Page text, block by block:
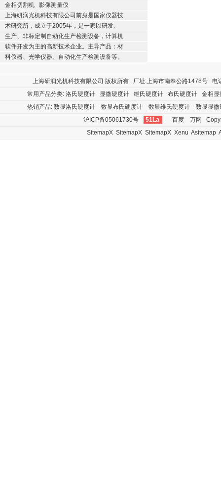
金相切割机
影像测量仪
上海研润光机科技有限公司前身是国家仪器技
术研究所，成立于2005年，是一家以研发、
生产、非标定制自动化生产检测设备，计算机
软件开发为主的高新技术企业。主导产品：材
料仪器、光学仪器、自动化生产检测设备等。
上海研润光机科技有限公司 版权所有 厂址:上海市南奉公路1478号
常用产品分类: 洛氏硬度计 显微硬度计 维氏硬度计 布氏硬度计
金相显
热销产品: 数显洛氏硬度计 数显布氏硬度计 数显维氏硬度计
数显显微
沪ICP备05061730号
51La 百度 万网
SitemapX SitemapX SitemapX Xenu Asitemap